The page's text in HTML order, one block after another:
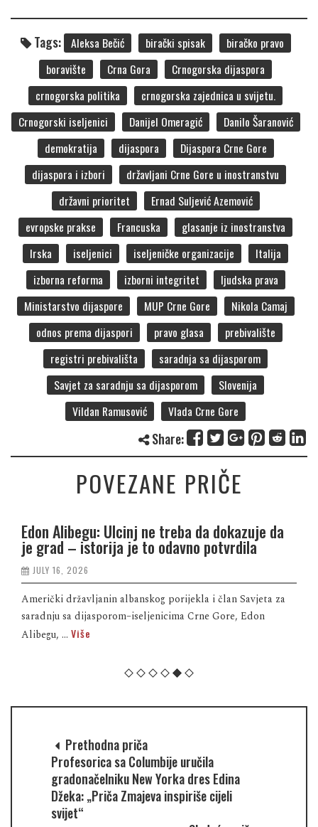
Tags: Aleksa Bečić birački spisak
biračko pravo
boravište
Crna Gora
Crnogorska dijaspora
crnogorska politika
crnogorska zajednica u svijetu.
Crnogorski iseljenici
Danijel Omeragić
Danilo Šaranović
demokratija
dijaspora
Dijaspora Crne Gore
dijaspora i izbori
državljani Crne Gore u inostranstvu
državni prioritet
Ernad Suljević Azemović
evropske prakse
Francuska
glasanje iz inostranstva
Irska
iseljenici iseljeničke organizacije
Italija
izborna reforma
izborni integritet
ljudska prava
Ministarstvo dijaspore
MUP Crne Gore
Nikola Camaj
odnos prema dijaspori
pravo glasa
prebivalište
registri prebivališta
saradnja sa dijasporom
Savjet za saradnju sa dijasporom
Slovenija
Vildan Ramusović
Vlada Crne Gore
Share:
POVEZANE PRIČE
Edon Alibegu: Ulcinj ne treba da dokazuje da
je grad – istorija je to odavno potvrdila
JULY 16, 2026
Američki državljanin albanskog porijekla i član Savjeta za
saradnju sa dijasporom–iseljenicima Crne Gore, Edon
Alibegu, ... Više
Prethodna priča
Profesorica sa Columbije uručila
gradonačelniku New Yorka dres Edina
Džeka: „Priča Zmajeva inspiriše cijeli
svijet“